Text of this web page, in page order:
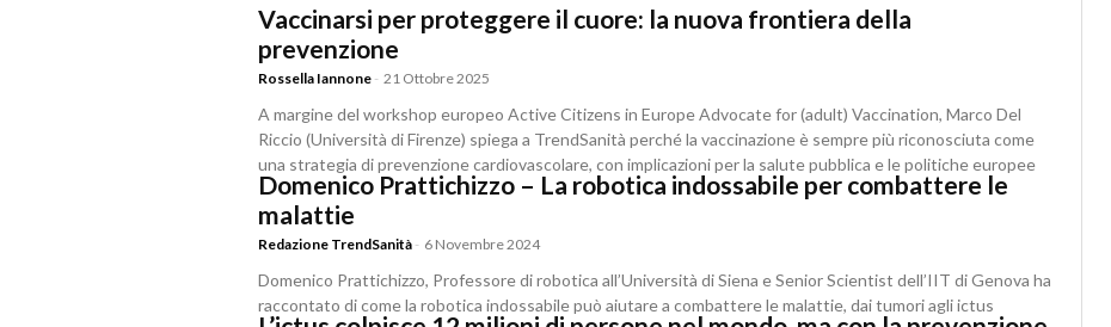
Vaccinarsi per proteggere il cuore: la nuova frontiera della
prevenzione
Rossella Iannone - 21 Ottobre 2025
A margine del workshop europeo Active Citizens in Europe Advocate for (adult) Vaccination, Marco Del
Riccio (Università di Firenze) spiega a TrendSanità perché la vaccinazione è sempre più riconosciuta come
una strategia di prevenzione cardiovascolare, con implicazioni per la salute pubblica e le politiche europee
Domenico Prattichizzo – La robotica indossabile per combattere le
malattie
Redazione TrendSanità - 6 Novembre 2024
Domenico Prattichizzo, Professore di robotica all’Università di Siena e Senior Scientist dell’IIT di Genova ha
raccontato di come la robotica indossabile può aiutare a combattere le malattie, dai tumori agli ictus